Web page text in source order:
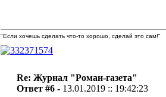
"Если хочешь сделать что-то хорошо, сделай это сам!"
Re: Журнал "Роман-газета"
Ответ #6 - 13.01.2019 :: 19:42:23